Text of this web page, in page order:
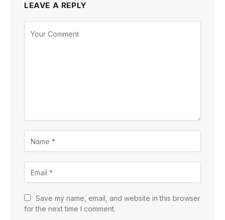
LEAVE A REPLY
Save my name, email, and website in this browser
for the next time I comment.